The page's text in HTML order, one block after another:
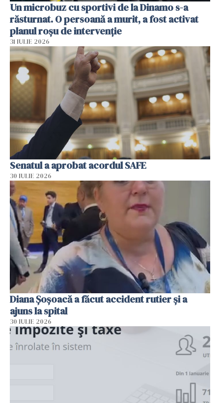
Un microbuz cu sportivi de la Dinamo s-a
răsturnat. O persoană a murit, a fost activat
planul roșu de intervenție
31 IULIE 2026
Senatul a aprobat acordul SAFE
30 IULIE 2026
Diana Șoșoacă a făcut accident rutier și a
ajuns la spital
30 IULIE 2026